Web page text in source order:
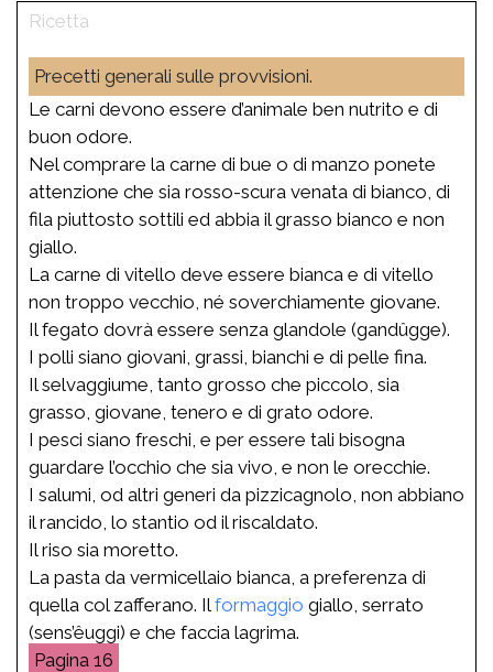
Precetti generali sulle provvisioni.
Le carni devono essere d’animale ben nutrito e di
buon odore.
Nel comprare la carne di bue o di manzo ponete
attenzione che sia rosso-scura venata di bianco, di
fila piuttosto sottili ed abbia il grasso bianco e non
giallo.
La carne di vitello deve essere bianca e di vitello
non troppo vecchio, né soverchiamente giovane.
Il fegato dovrà essere senza glandole (gandûgge).
I polli siano giovani, grassi, bianchi e di pelle fina.
Il selvaggiume, tanto grosso che piccolo, sia
grasso, giovane, tenero e di grato odore.
I pesci siano freschi, e per essere tali bisogna
guardare l’occhio che sia vivo, e non le orecchie.
I salumi, od altri generi da pizzicagnolo, non abbiano
il rancido, lo stantio od il riscaldato.
Il riso sia moretto.
La pasta da vermicellaio bianca, a preferenza di
quella col zafferano. Ilformaggio giallo, serrato
(sens’êuggi) e che faccia lagrima.
16